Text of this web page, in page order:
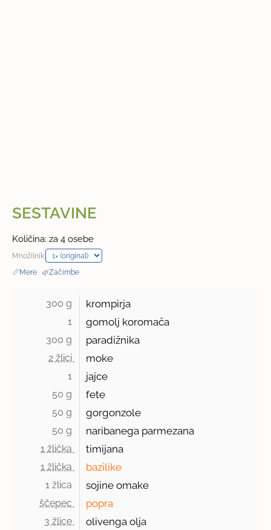
SESTAVINE
Količina: za 4 osebe
Množilnik:
📏Mere · 🌿Začimbe
300 g krompirja
1 gomolj koromača
300 g paradižnika
2 žlici moke
1 jajce
50 g fete
50 g gorgonzole
50 g naribanega parmezana
1 žlička timijana
1 žlička bazilike
1 žlica sojine omake
ščepec popra
3 žlice olivenga olja